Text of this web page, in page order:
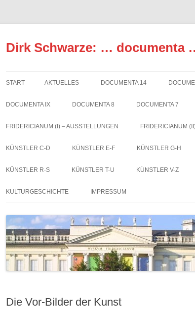
Dirk Schwarze: …
START AKTUELLES DOCUMENTA 14
DOCUMENTA IX DOCUMENTA 8 DOCUMENTA 7
FRIDERICIANUM (I) – AUSSTELLUNGEN FRIDERICIANUM
KÜNSTLER C-D KÜNSTLER E-F KÜNSTLER G-H
KÜNSTLER R-S KÜNSTLER T-U KÜNSTLER V-Z
KULTURGESCHICHTE IMPRESSUM
Die Vor-Bilder der Kunst